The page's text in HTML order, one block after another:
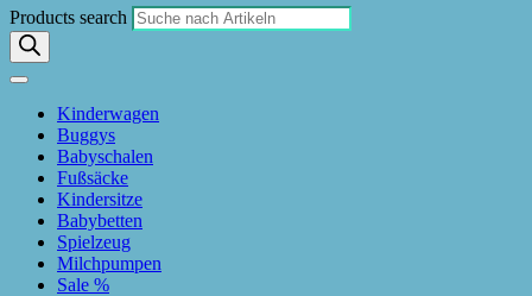
Products search
Kinderwagen
Buggys
Babyschalen
Fußsäcke
Kindersitze
Babybetten
Spielzeug
Milchpumpen
Sale %